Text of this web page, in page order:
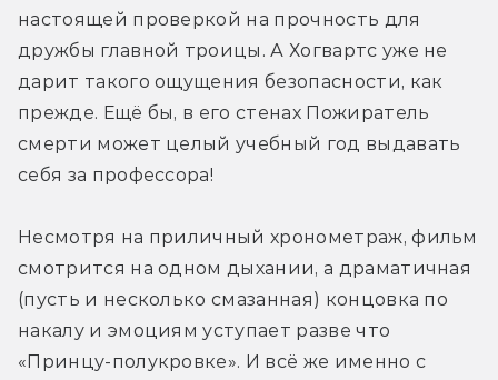
настоящей проверкой на прочность для
дружбы главной троицы. А Хогвартс уже не
дарит такого ощущения безопасности, как
прежде. Ещё бы, в его стенах Пожиратель
смерти может целый учебный год выдавать
себя за профессора!
Несмотря на приличный хронометраж, фильм
смотрится на одном дыхании, а драматичная
(пусть и несколько смазанная) концовка по
накалу и эмоциям уступает разве что
«Принцу-полукровке». И всё же именно с